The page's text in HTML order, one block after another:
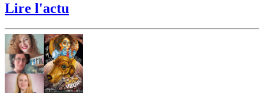
Lire l'actu